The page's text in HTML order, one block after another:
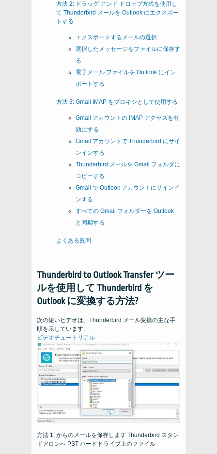
方法 2: ドラッグ アンド ドロップ方式を使用し
て Thunderbird メールを Outlook にエクスポー
トする
エクスポートするメールの選択
選択したメッセージをファイルに保存す
る
電子メール ファイルを Outlook にイン
ポートする
方法 3: Gmail IMAP をプロキシとして使用する
Gmail アカウントの IMAP アクセスを有
効にする
Gmail アカウントで Thunderbird にサイ
ンインする
Thunderbird メールを Gmail フォルダに
コピーする
Gmail で Outlook アカウントにサインイ
ンする
すべての Gmail フォルダーを Outlook
と同期する
よくある質問
Thunderbird to Outlook Transfer ツー
ルを使用して Thunderbird を
Outlook に変換する方法?
次の短いビデオは、Thunderbird メール変換の主な手
順を示しています.
ビデオチュートリアル
方法 1: からのメールを保存します Thunderbird スタン
ドアロンへ PST ハードドライブ上のファイル